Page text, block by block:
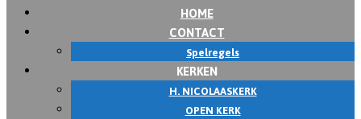
HOME
CONTACT
Spelregels
KERKEN
H. NICOLAASKERK
OPEN KERK